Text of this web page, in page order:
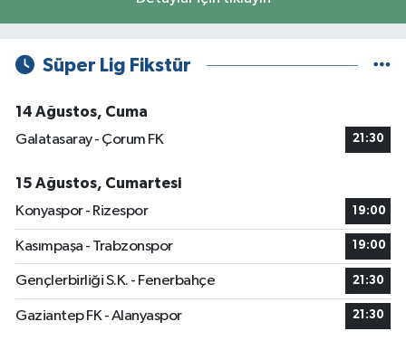
Süper Lig Fikstür
14 Ağustos, Cuma
Galatasaray - Çorum FK
21:30
15 Ağustos, Cumartesi
Konyaspor - Rizespor
19:00
Kasımpaşa - Trabzonspor 19:00
Gençlerbirliği S.K. - Fenerbahçe 21:30
Gaziantep FK - Alanyaspor 21:30